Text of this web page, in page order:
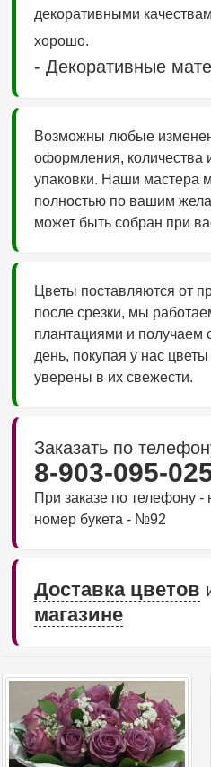
декоративными
хорошо.
- Декоративные
Возможны любые
оформления, количества
упаковки. Наши мастера
полностью по вашим
может быть собран при
Цветы поставляются от
после срезки, мы
плантациями и получаем
день, покупая у нас
уверены в их свежести.
Заказать по
8-903-095-
При заказе по телефону -
номер букета - №92
Доставка цветов
магазине